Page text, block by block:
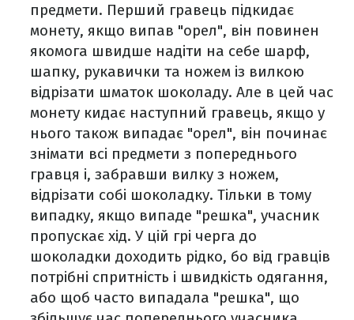
предмети. Перший гравець підкидає
монету, якщо випав "орел", він повинен
якомога швидше надіти на себе шарф,
шапку, рукавички та ножем із вилкою
відрізати шматок шоколаду. Але в цей час
монету кидає наступний гравець, якщо у
нього також випадає "орел", він починає
знімати всі предмети з попереднього
гравця і, забравши вилку з ножем,
відрізати собі шоколадку. Тільки в тому
випадку, якщо випаде "решка", учасник
пропускає хід. У цій грі черга до
шоколадки доходить рідко, бо від гравців
потрібні спритність і швидкість одягання,
або щоб часто випадала "решка", що